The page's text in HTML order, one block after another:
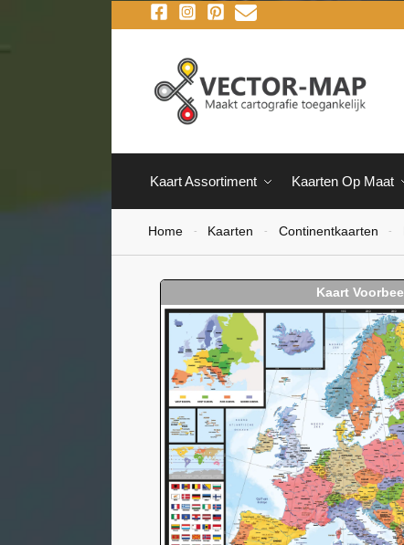
Kaart Assortiment Kaarten Op Maat
Home - Kaarten - Continentkaarten -